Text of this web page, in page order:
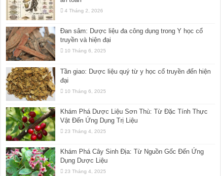
4 Tháng 2, 2026
Đan sâm: Dược liệu đa công dụng trong Y học cổ
truyền và hiện đại
10 Tháng 6, 2025
Tần giao: Dược liệu quý từ y học cổ truyền đến hiện
đại
10 Tháng 6, 2025
Khám Phá Dược Liệu Sơn Thù: Từ Đặc Tính Thực
Vật Đến Ứng Dụng Trị Liệu
23 Tháng 4, 2025
Khám Phá Cây Sinh Địa: Từ Nguồn Gốc Đến Ứng
Dụng Dược Liệu
23 Tháng 4, 2025